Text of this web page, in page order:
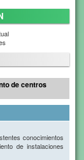
de centros
conocimientos
de instalaciones